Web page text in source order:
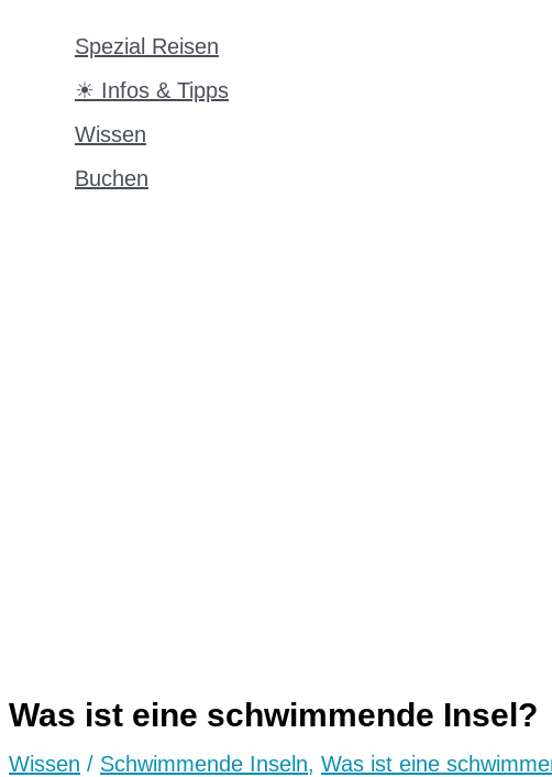
Spezial Reisen
☀ Infos & Tipps
Wissen
Buchen
Was ist eine schwimmende Insel?
Wissen / Schwimmende Inseln, Was ist eine